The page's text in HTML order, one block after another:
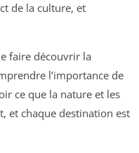
de la culture, et
faire découvrir la
l’importance de
ce que la nature et les
et chaque destination est